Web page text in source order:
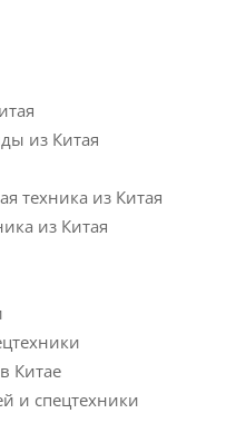
из Китая
техника из Китая
из Китая
Китае
и спецтехники